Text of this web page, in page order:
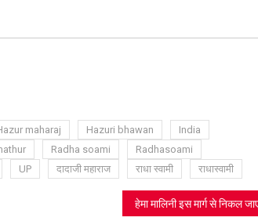
maharaj Hazuri bhawan
India
Radha soami
Radhasoami
UP दादाजी महाराज राधा स्वामी राधास्वामी